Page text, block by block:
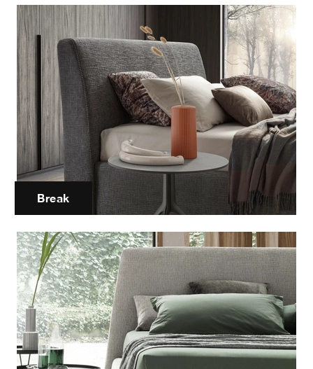
Break